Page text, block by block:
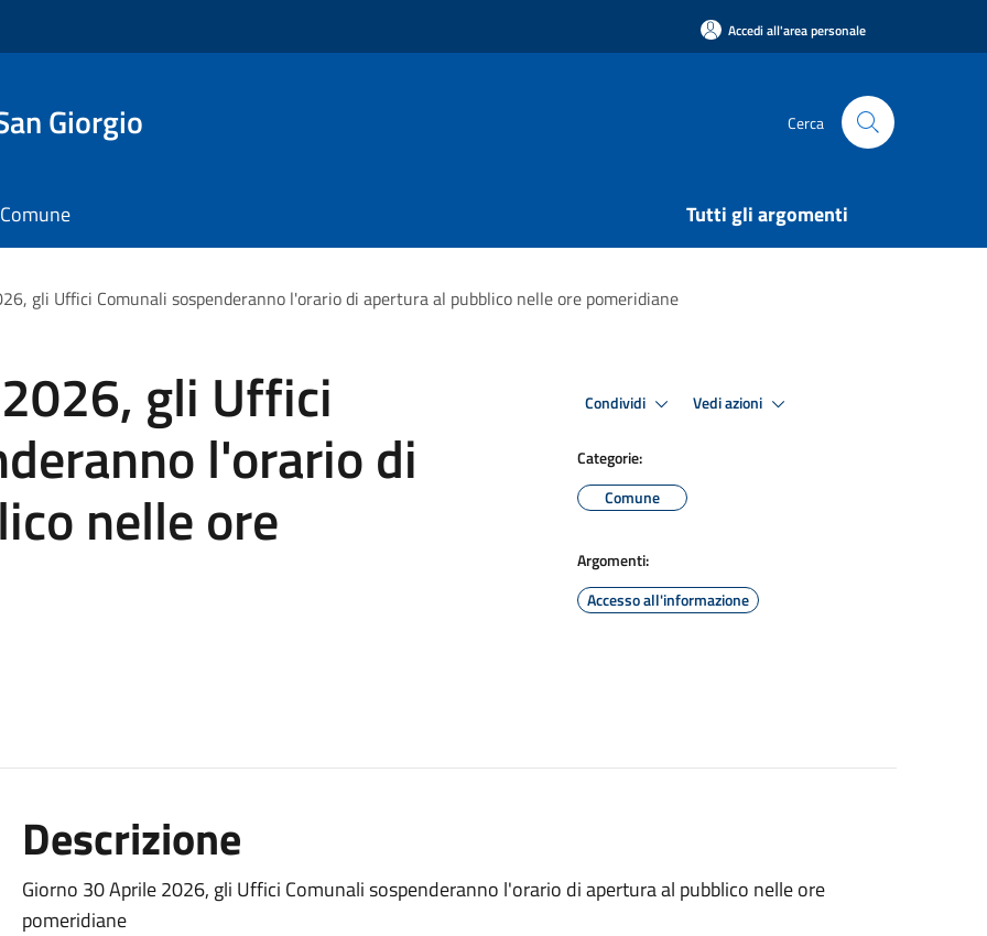
Accedi all'area personale
Giorgio Cerca
Tutti gli argomenti
gli Uffici Comunali sospenderanno l'orario di apertura al pubblico nelle ore pomeridiane
gli Uffici
l'orario di
nelle ore
Condividi Vedi azioni
Categorie:
Comune
Argomenti:
Accesso all'informazione
Descrizione
Giorno 30 Aprile 2026, gli Uffici Comunali sospenderanno l'orario di apertura al pubblico nelle ore
pomeridiane